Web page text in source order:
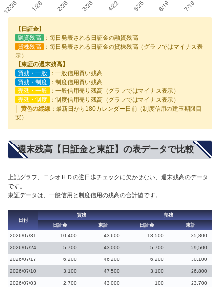
【日証金】
融資残高
：毎日発表される日証金の融資残高
貸株残高
：毎日発表される日証金の貸株残高（グラフではマイナス表
示）
【東証の週末残高】
買残・一般
：一般信用買い残高
買残・制度
：制度信用買い残高
売残・一般
：一般信用売り残高（グラフではマイナス表示）
売残・制度
：制度信用売り残高（グラフではマイナス表示）
│ 黄色の縦線 ：最新日から180カレンダー日前（制度信用の建玉期限目
安）
週末残高【日証金と東証】の表データで比較
上記グラフ、ニシオＨＤの逆日歩チェックに欠かせない、週末残高のデータ
です。
東証データは、一般信用と制度信用の残高の合計値です。
日付
買残
売残
日証金
東証 日証金
東証
2026/07/31
10,400 43,600 13,500 35,800
2026/07/24 5,700 43,000 5,700 29,500
2026/07/17 6,200 46,200 6,200 30,100
2026/07/10 3,100 47,500 3,100 26,800
2026/07/03 2,700 43,000 100 23,700